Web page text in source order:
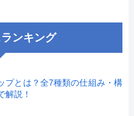
ンキング
プとは？全7種類の仕組み・構
解説！